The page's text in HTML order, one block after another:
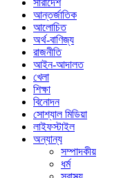
সারাদেশ
আন্তর্জাতিক
আলোচিত
অর্থ-বাণিজ্য
রাজনীতি
আইন-আদালত
খেলা
শিক্ষা
বিনোদন
সোশ্যাল মিডিয়া
লাইফস্টাইল
অন্যান্য
সম্পাদকীয়
ধর্ম